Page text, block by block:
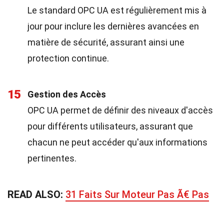
Le standard OPC UA est régulièrement mis à
jour pour inclure les dernières avancées en
matière de sécurité, assurant ainsi une
protection continue.
15
Gestion des Accès
OPC UA permet de définir des niveaux d'accès
pour différents utilisateurs, assurant que
chacun ne peut accéder qu'aux informations
pertinentes.
READ ALSO: 31 Faits Sur Moteur Pas Ã€ Pas